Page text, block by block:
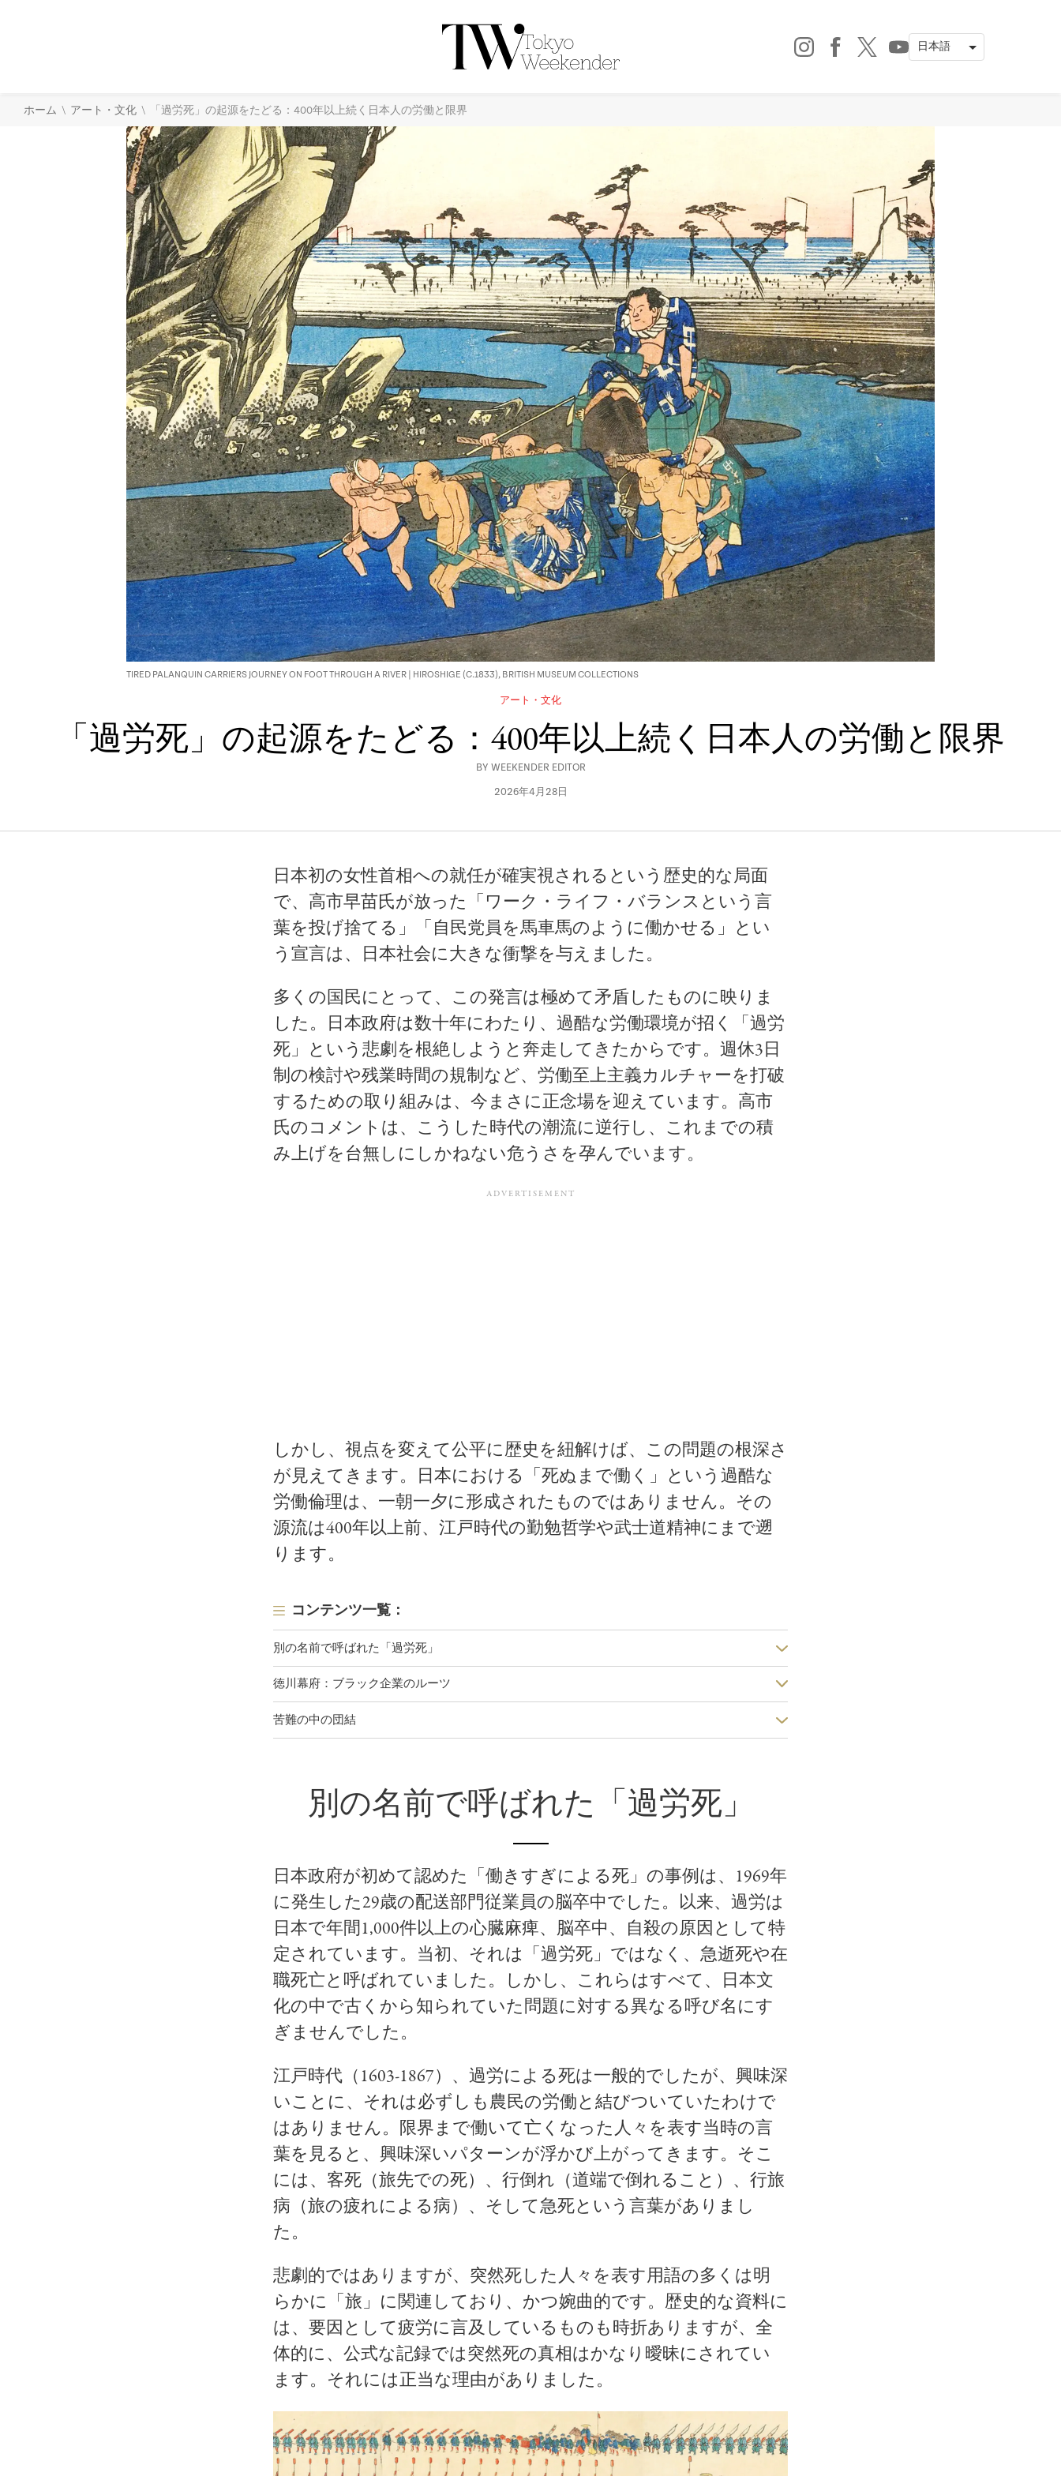
ホーム \ アート・文化 \ 「過労死」の起源をたどる：400年以上続く日本人の労働と限界
TIRED PALANQUIN CARRIERS JOURNEY ON FOOT THROUGH A RIVER | HIROSHIGE (C.1833), BRITISH MUSEUM COLLECTIONS
アート・文化
「過労死」の起源をたどる：400年以上続く日本人の労働と限界
BY WEEKENDER EDITOR
2026年4月28日
日本初の女性首相への就任が確実視されるという歴史的な局面
で、高市早苗氏が放った「ワーク・ライフ・バランスという言
葉を投げ捨てる」「自民党員を馬車馬のように働かせる」とい
う宣言は、日本社会に大きな衝撃を与えました。
多くの国民にとって、この発言は極めて矛盾したものに映りま
した。日本政府は数十年にわたり、過酷な労働環境が招く「過労
死」という悲劇を根絶しようと奔走してきたからです。週休3日
制の検討や残業時間の規制など、労働至上主義カルチャーを打破
するための取り組みは、今まさに正念場を迎えています。高市
氏のコメントは、こうした時代の潮流に逆行し、これまでの積
み上げを台無しにしかねない危うさを孕んでいます。
しかし、視点を変えて公平に歴史を紐解けば、この問題の根深さ
が見えてきます。日本における「死ぬまで働く」という過酷な
労働倫理は、一朝一夕に形成されたものではありません。その
源流は400年以上前、江戸時代の勤勉哲学や武士道精神にまで遡
ります。
コンテンツ一覧：
別の名前で呼ばれた「過労死」
徳川幕府：ブラック企業のルーツ
苦難の中の団結
別の名前で呼ばれた「過労死」
日本政府が初めて認めた「働きすぎによる死」の事例は、1969年
に発生した29歳の配送部門従業員の脳卒中でした。以来、過労は
日本で年間1,000件以上の心臓麻痺、脳卒中、自殺の原因として特
定されています。当初、それは「過労死」ではなく、 急逝死や在
職死亡と呼ばれていました。しかし、これらはすべて、日本文
化の中で古くから知られていた問題に対する異なる呼び名にす
ぎませんでした。
江戸時代（1603-1867）、過労による死は一般的でしたが、興味深
いことに、それは必ずしも農民の労働と結びついていたわけで
はありません。限界まで働いて亡くなった人々を表す当時の言
葉を見ると、興味深いパターンが浮かび上がってきます。そこ
には、 客死 （旅先での死）、 行倒れ （道端で倒れること）、 行旅
病 （旅の疲れによる病）、そして急死という言葉がありまし
た。
悲劇的ではありますが、突然死した人々を表す用語の多くは明
らかに「旅」に関連しており、かつ婉曲的です。歴史的な資料に
は、要因として疲労に言及しているものも時折ありますが、全
体的に、公式な記録では突然死の真相はかなり曖昧にされてい
ます。それには正当な理由がありました。